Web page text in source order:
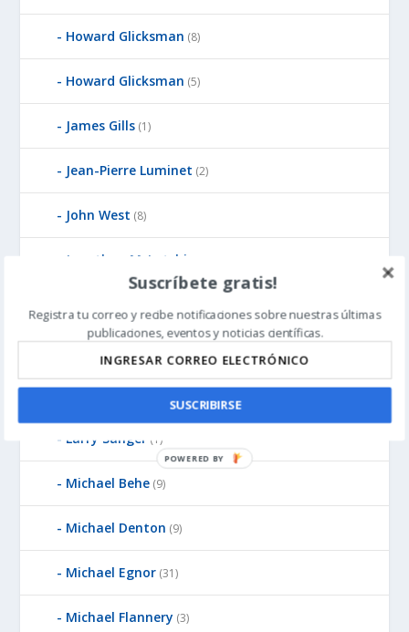
Howard Glicksman (8)
Howard Glicksman (5)
James Gills (1)
Jean-Pierre Luminet (2)
John West (8)
Jonathan McLatchie
Kirk Durston
Larry Sanger (1)
Michael Behe (9)
Michael Denton (9)
Michael Egnor (31)
Michael Flannery (3)
Suscríbete gratis!
Registra tu correo y recibe notificaciones sobre nuestras últimas
publicaciones, eventos y noticias científicas.
SUSCRIBIRSE
POWERED BY